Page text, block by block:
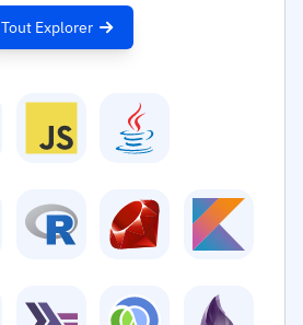
Tout Explorer